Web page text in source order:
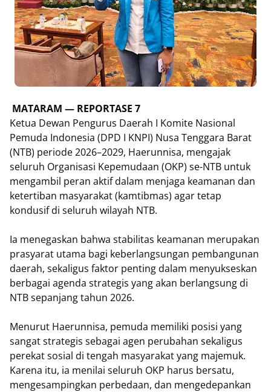
MATARAM — REPORTASE 7
Ketua Dewan Pengurus Daerah I Komite Nasional
Pemuda Indonesia (DPD I KNPI) Nusa Tenggara Barat
(NTB) periode 2026–2029, Haerunnisa, mengajak
seluruh Organisasi Kepemudaan (OKP) se-NTB untuk
mengambil peran aktif dalam menjaga keamanan dan
ketertiban masyarakat (kamtibmas) agar tetap
kondusif di seluruh wilayah NTB.
Ia menegaskan bahwa stabilitas keamanan merupakan
prasyarat utama bagi keberlangsungan pembangunan
daerah, sekaligus faktor penting dalam menyukseskan
berbagai agenda strategis yang akan berlangsung di
NTB sepanjang tahun 2026.
Menurut Haerunnisa, pemuda memiliki posisi yang
sangat strategis sebagai agen perubahan sekaligus
perekat sosial di tengah masyarakat yang majemuk.
Karena itu, ia menilai seluruh OKP harus bersatu,
mengesampingkan perbedaan, dan mengedepankan